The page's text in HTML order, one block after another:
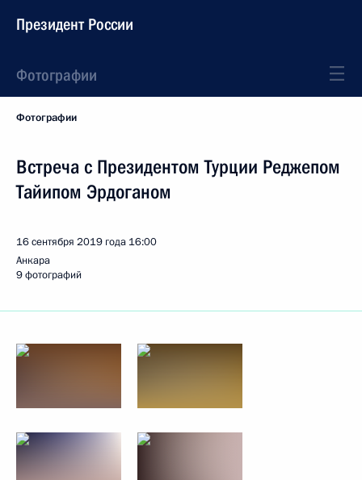
Президент России
Фотографии
Фотографии
Встреча с Президентом Турции Реджепом
Тайипом Эрдоганом
16 сентября 2019 года 16:00
Анкара
9 фотографий